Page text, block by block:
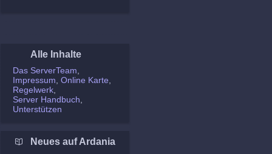
Alle Inhalte
Das ServerTeam
Impressum Online Karte
Regelwerk
Server Handbuch
Unterstützen
Neues auf Ardania